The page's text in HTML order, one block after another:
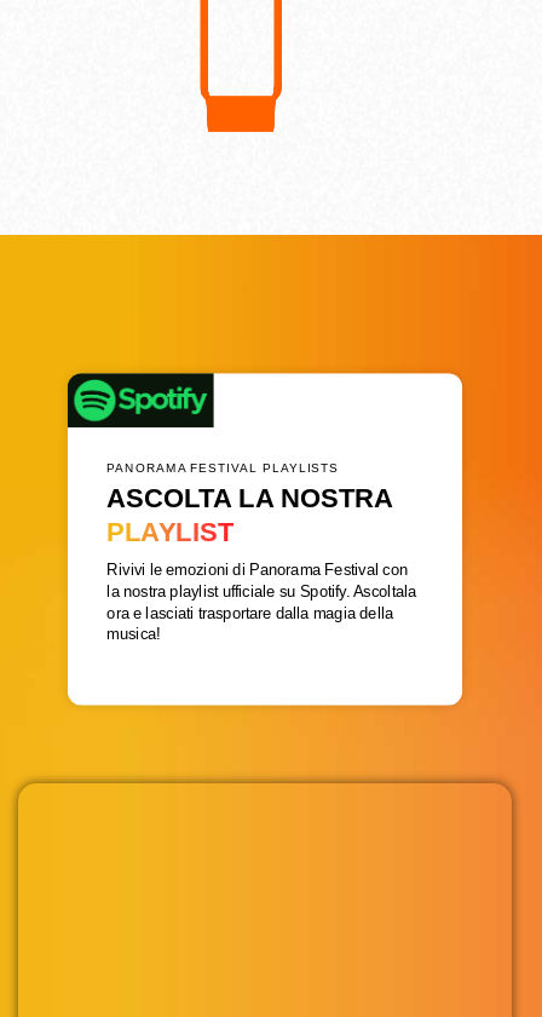
PANORAMA FESTIVAL PLAYLISTS
ASCOLTA LA NOSTRA
PLAYLIST
Rivivi le emozioni di Panorama Festival con
la nostra playlist ufficiale su Spotify. Ascoltala
ora e lasciati trasportare dalla magia della
musica!